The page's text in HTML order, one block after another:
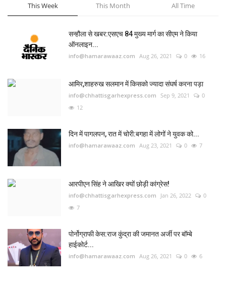
This Week This Month All Time
सन्हौला से खबर:एसएच 84 मुख्य मार्ग का सीएम ने किया
ऑनलाइन...
info@hamarawaaz.com Aug 26, 2021 0 16
आमिर,शाहरुख सलमान में किसको ज्यादा संघर्ष करना पड़ा
info@chhattisgarhexpress.com Sep 9, 2021
0
12
दिन में पागलपन, रात में चोरी:बगहा में लोगों ने युवक को...
info@hamarawaaz.com Aug 23, 2021 0 7
आरपीएन सिंह ने आखिर क्यों छोड़ी कांग्रेस!
info@chhattisgarhexpress.com Jan 26, 2022
0
7
पोर्नोग्राफी केस:राज कुंद्रा की जमानत अर्जी पर बॉम्बे
हाईकोर्ट...
info@hamarawaaz.com Aug 26, 2021 0 6